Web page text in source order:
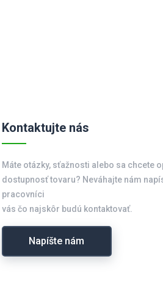
Kontaktujte nás
Máte otázky, sťažnosti alebo sa chcete
dostupnosť tovaru? Neváhajte nám
pracovníci
vás čo najskôr budú kontaktovať.
Napíšte nám